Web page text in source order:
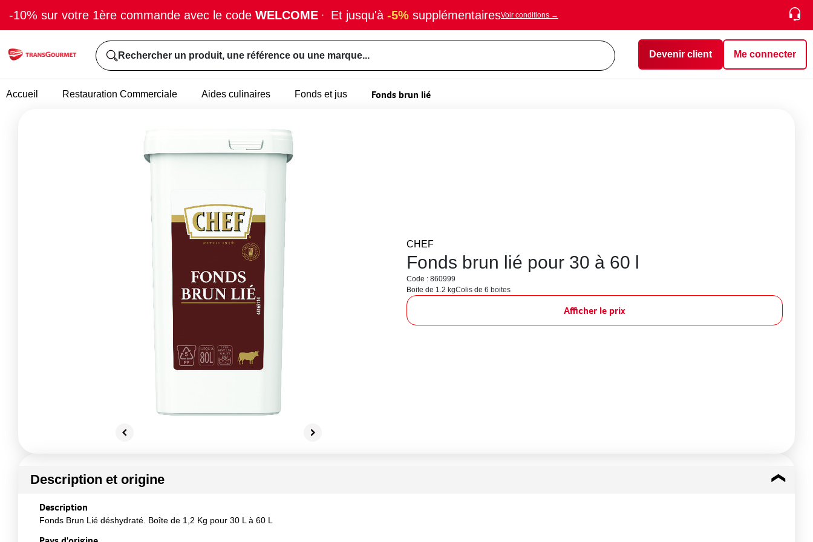
-10% sur votre 1ère commande avec le code WELCOME · Et jusqu'à -5% supplémentairesVoir conditions →
Rechercher un produit, une référence ou une marque... Devenir client Me connecter
Accueil Restauration Commerciale Aides culinaires Fonds et jus Fonds brun lié
CHEF
Fonds brun lié pour 30 à 60 l
Code : 860999
Boite de 1.2 kgColis de 6 boites
Afficher le prix
Description et origine
Description
Fonds Brun Lié déshydraté. Boîte de 1,2 Kg pour 30 L à 60 L